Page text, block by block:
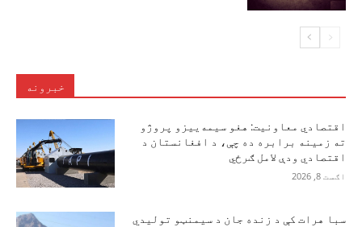
خبرونه
اقتصادي معاونیت: هغو سیمه‌ییزو پروژو
ته زمینه برابره ده چې، د افغانستان د
اقتصادي ودې لامل ګرځي
اګست 8, 2026
سبا هرات کې د زنده جان د سیمنټو تولیدي